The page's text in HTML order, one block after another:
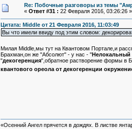
Re: Побочные разговоры из темы
« Ответ #31 : 22 Февраля 2016, 03:26:26 »
Цитата: Middle от 21 Февраля 2016, 11:03:49
Вы что имели ввиду под этим словом:
Милая Middle,мы тут на Квантовом Портале,и
Брахман,он же "Абсолют" - у нас - "Нелокальный
"декогеренция",обратное растворение формы в
квантового ореола от декогеренции
«Осенний Ангел прячется в дождях. В листве